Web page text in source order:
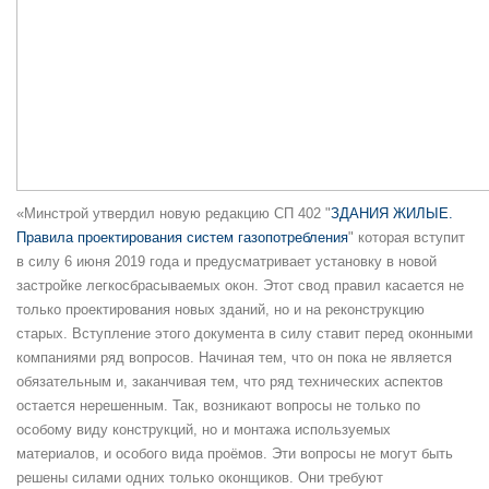
«Минстрой утвердил новую редакцию СП 402 "ЗДАНИЯ ЖИЛЫЕ.
Правила проектирования систем газопотребления" которая вступит
в силу 6 июня 2019 года и предусматривает установку в новой
застройке легкосбрасываемых окон. Этот свод правил касается не
только проектирования новых зданий, но и на реконструкцию
старых. Вступление этого документа в силу ставит перед оконными
компаниями ряд вопросов. Начиная тем, что он пока не является
обязательным и, заканчивая тем, что ряд технических аспектов
остается нерешенным. Так, возникают вопросы не только по
особому виду конструкций, но и монтажа используемых
материалов, и особого вида проёмов. Эти вопросы не могут быть
решены силами одних только оконщиков. Они требуют